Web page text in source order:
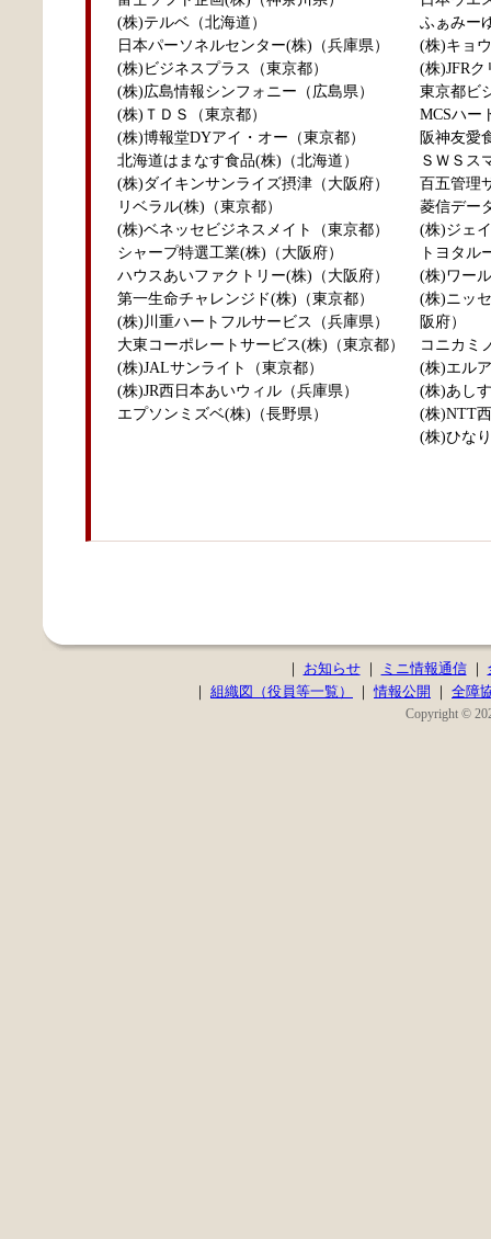
(株)テルベ（北海道）
日本パーソネルセンター(株)（兵庫県）
(株)ビジネスプラス（東京都）
(株)広島情報シンフォニー（広島県）
(株)ＴＤＳ（東京都）
(株)博報堂DYアイ・オー（東京都）
北海道はまなす食品(株)（北海道）
(株)ダイキンサンライズ摂津（大阪府）
リベラル(株)（東京都）
(株)ベネッセビジネスメイト（東京都）
シャープ特選工業(株)（大阪府）
ハウスあいファクトリー(株)（大阪府）
第一生命チャレンジド(株)（東京都）
(株)川重ハートフルサービス（兵庫県）
大東コーポレートサービス(株)（東京都）
(株)JALサンライト（東京都）
(株)JR西日本あいウィル（兵庫県）
エプソンミズベ(株)（長野県）
ふぁみー
(株)キョ
(株)JFR
東京都ビ
MCSハー
阪神友愛
ＳＷＳス
百五管理
菱信デー
(株)ジェ
トヨタル
(株)ワー
(株)ニッ
阪府）
コニカミ
(株)エル
(株)あし
(株)NTT
(株)ひな
｜ お知らせ｜ ミニ情報通信｜
｜ 組織図（役員等一覧） ｜情報公開 ｜ 全障
Copyright ©